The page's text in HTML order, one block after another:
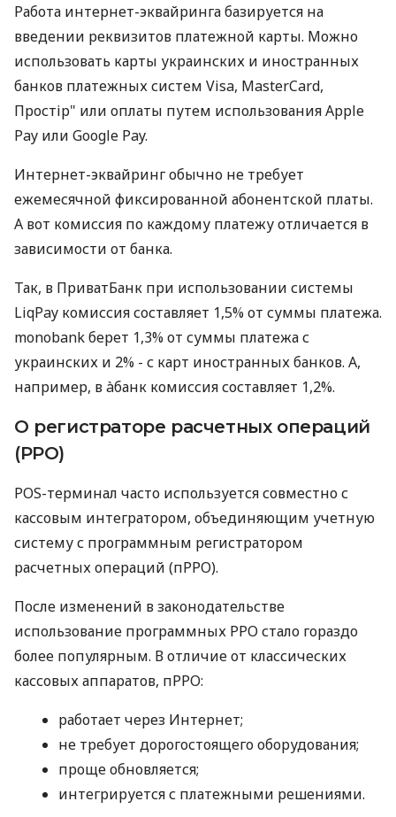
Работа интернет-эквайринга базируется на
введении реквизитов платежной карты. Можно
использовать карты украинских и иностранных
банков платежных систем Visa, MasterCard,
Простір" или оплаты путем использования Apple
Pay или Google Pay.
Интернет-эквайринг обычно не требует
ежемесячной фиксированной абонентской платы.
А вот комиссия по каждому платежу отличается в
зависимости от банка.
Так, в ПриватБанк при использовании системы
LiqPay комиссия составляет 1,5% от суммы платежа.
monobank берет 1,3% от суммы платежа с
украинских и 2% - с карт иностранных банков. А,
например, в àбанк комиссия составляет 1,2%.
О регистраторе расчетных операций
(РРО)
POS-терминал часто используется совместно с
кассовым интегратором, объединяющим учетную
систему с программным регистратором
расчетных операций (пРРО).
После изменений в законодательстве
использование программных РРО стало гораздо
более популярным. В отличие от классических
кассовых аппаратов, пРРО:
работает через Интернет;
не требует дорогостоящего оборудования;
проще обновляется;
интегрируется с платежными решениями.